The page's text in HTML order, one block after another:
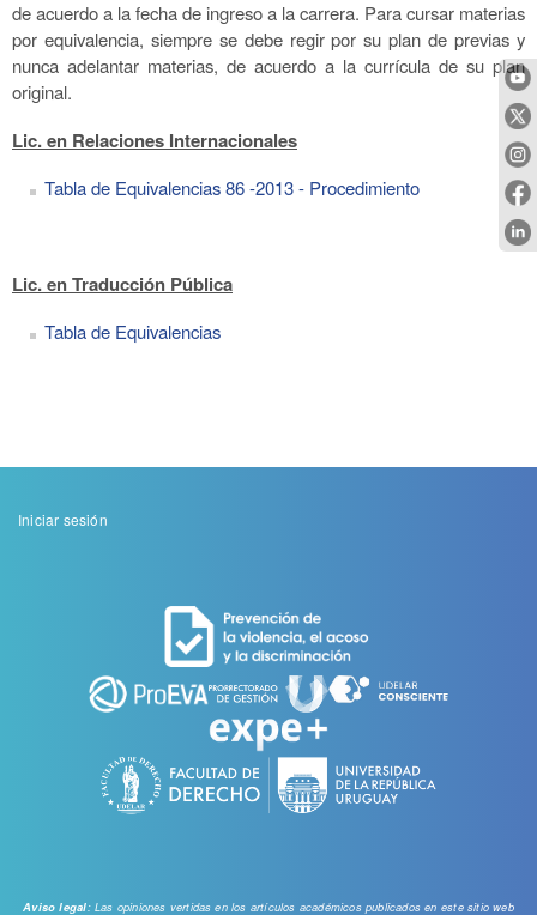
de acuerdo a la fecha de ingreso a la carrera. Para cursar materias
por equivalencia, siempre se debe regir por su plan de previas y
nunca adelantar materias, de acuerdo a la currícula de su plan
original.
Lic. en Relaciones Internacionales
Tabla de Equivalencias 86 -2013 - Procedimiento
Lic. en Traducción Pública
Tabla de Equivalencias
Menu
Iniciar sesión
Aviso legal: Las opiniones vertidas en los artículos académicos publicados en este sitio web